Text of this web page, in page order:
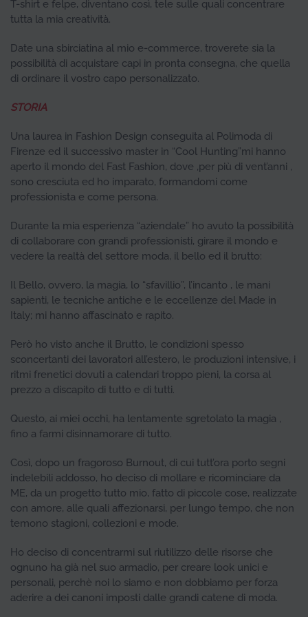
T-shirt e felpe, diventano così, tele sulle quali concentrare
tutta la mia creatività.
Date una sbirciatina al mio e-commerce, troverete sia la
possibilità di acquistare capi in pronta consegna, che quella
di ordinare il vostro capo personalizzato.
STORIA
Una laurea in Fashion Design conseguita al Polimoda di
Firenze ed il successivo master in “Cool Hunting”mi hanno
aperto il mondo del Fast Fashion, dove ,per più di vent’anni ,
sono cresciuta ed ho imparato, formandomi come
professionista e come persona.
Durante la mia esperienza “aziendale” ho avuto la possibilità
di collaborare con grandi professionisti, girare il mondo e
vedere la realtà del settore moda, il bello ed il brutto:
Il Bello, ovvero, la magia, lo “sfavillio”, l’incanto , le mani
sapienti, le tecniche antiche e le eccellenze del Made in
Italy; mi hanno affascinato e rapito.
Però ho visto anche il Brutto, le condizioni spesso
sconcertanti dei lavoratori all’estero, le produzioni intensive, i
ritmi frenetici dovuti a calendari troppo pieni, la corsa al
prezzo a discapito di tutto e di tutti.
Questo, ai miei occhi, ha lentamente sgretolato la magia ,
fino a farmi disinnamorare di tutto.
Così, dopo un fragoroso Burnout, di cui tutt’ora porto segni
indelebili addosso, ho deciso di mollare e ricominciare da
ME, da un progetto tutto mio, fatto di piccole cose, realizzate
con amore, alle quali affezionarsi, per lungo tempo, che non
temono stagioni, collezioni e mode.
Ho deciso di concentrarmi sul riutilizzo delle risorse che
ognuno ha già nel suo armadio, per creare look unici e
personali, perchè noi lo siamo e non dobbiamo per forza
aderire a dei canoni imposti dalle grandi catene di moda.